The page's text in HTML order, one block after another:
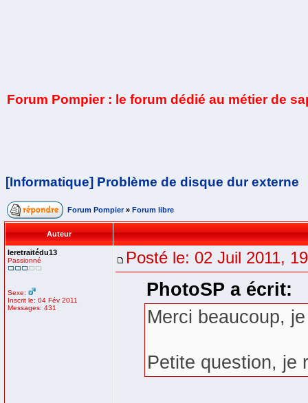
Forum Pompier : le forum dédié au métier de
[Informatique] Problème de disque dur externe
Forum Pompier » Forum libre
Auteur
leretraitédu13
Passionné
Sexe:
Inscrit le: 04 Fév 2011
Messages: 431
Posté le: 02 Juil 2011,
PhotoSP a écrit:
Merci beaucoup,
Petite question, je